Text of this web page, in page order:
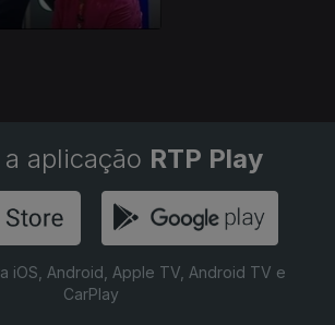
aplicação RTP Play
iOS, Android, Apple TV, Android TV e
CarPlay